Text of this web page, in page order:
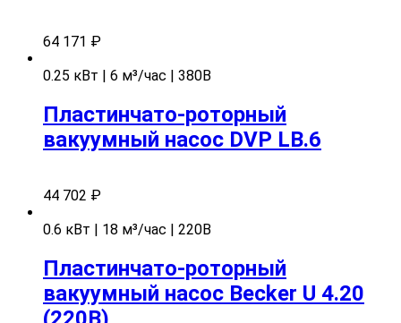
64 171 ₽
0.25 кВт | 6 м³/час | 380В
Пластинчато-роторный
вакуумный насос DVP LB.6
44 702 ₽
0.6 кВт | 18 м³/час | 220В
Пластинчато-роторный
вакуумный насос Becker U 4.20